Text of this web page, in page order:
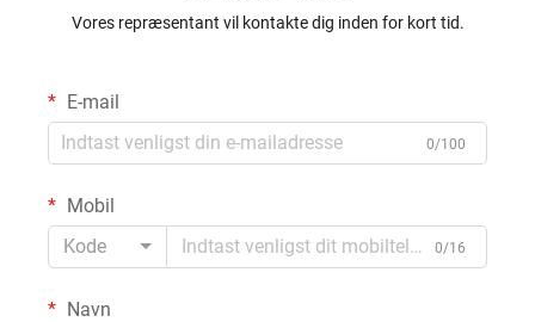
Vores repræsentant vil kontakte dig inden for kort tid.
E-mail
0/100
Mobil
Kode
0/16
Navn